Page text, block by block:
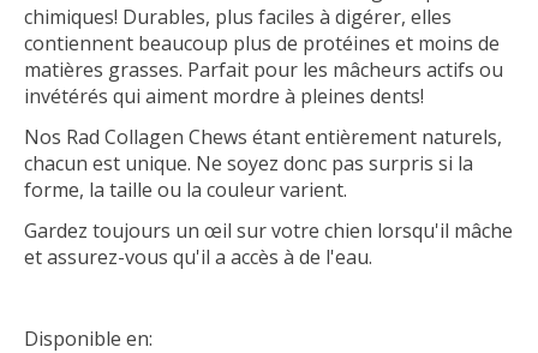
chimiques! Durables, plus faciles à digérer, elles
contiennent beaucoup plus de protéines et moins de
matières grasses. Parfait pour les mâcheurs actifs ou
invétérés qui aiment mordre à pleines dents!
Nos Rad Collagen Chews étant entièrement naturels,
chacun est unique. Ne soyez donc pas surpris si la
forme, la taille ou la couleur varient.
Gardez toujours un œil sur votre chien lorsqu'il mâche
et assurez-vous qu'il a accès à de l'eau.
Disponible en: